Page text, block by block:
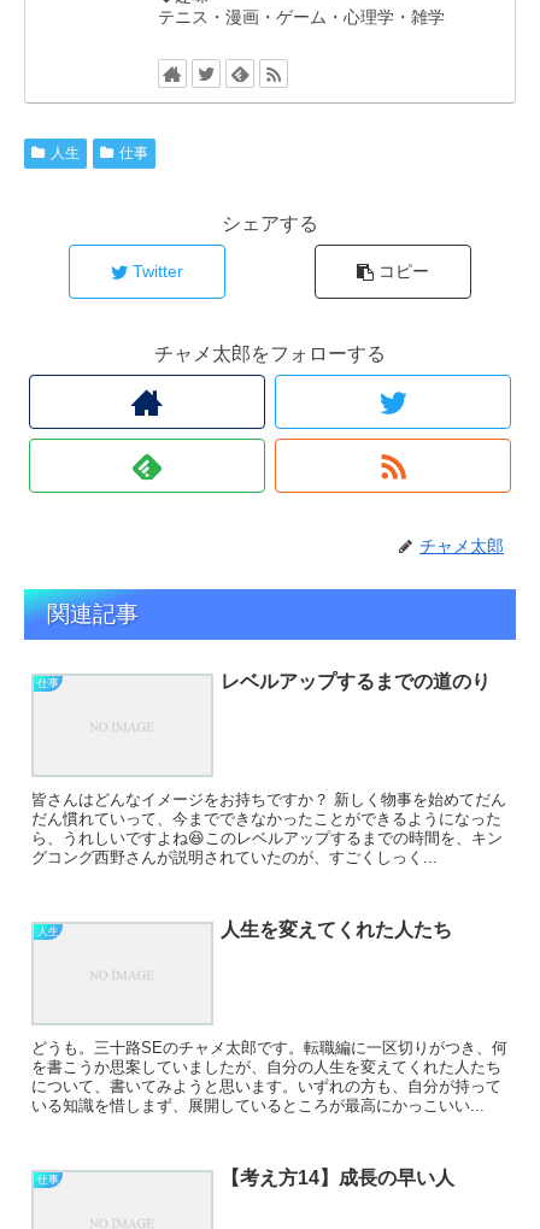
テニス・漫画・ゲーム・心理学・雑学
人生 仕事
シェアする
Twitter コピー
チャメ太郎をフォローする
チャメ太郎
関連記事
仕事 レベルアップするまでの道のり
皆さんはどんなイメージをお持ちですか？ 新しく物事を始めてだん
だん慣れていって、今までできなかったことができるようになった
ら、うれしいですよね😆このレベルアップするまでの時間を、キン
グコング西野さんが説明されていたのが、すごくしっく...
人生 人生を変えてくれた人たち
どうも。三十路SEのチャメ太郎です。転職編に一区切りがつき、何
を書こうか思案していましたが、自分の人生を変えてくれた人たち
について、書いてみようと思います。いずれの方も、自分が持って
いる知識を惜しまず、展開しているところが最高にかっこいい...
仕事 【考え方14】成長の早い人